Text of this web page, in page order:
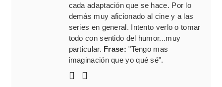
cada adaptación que se hace. Por lo
demás muy aficionado al cine y a las
series en general. Intento verlo o tomar
todo con sentido del humor...muy
particular. Frase: "Tengo mas
imaginación que yo qué sé".